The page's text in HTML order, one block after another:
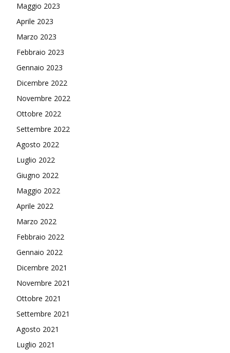
Maggio 2023
Aprile 2023
Marzo 2023
Febbraio 2023
Gennaio 2023
Dicembre 2022
Novembre 2022
Ottobre 2022
Settembre 2022
Agosto 2022
Luglio 2022
Giugno 2022
Maggio 2022
Aprile 2022
Marzo 2022
Febbraio 2022
Gennaio 2022
Dicembre 2021
Novembre 2021
Ottobre 2021
Settembre 2021
Agosto 2021
Luglio 2021